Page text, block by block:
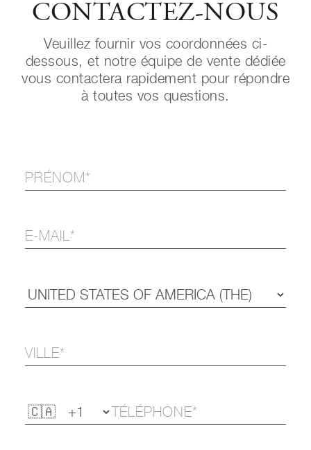
CONTACTEZ-NOUS
Veuillez fournir vos coordonnées ci-
dessous, et notre équipe de vente dédiée
vous contactera rapidement pour répondre
à toutes vos questions.